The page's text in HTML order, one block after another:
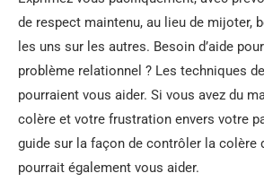
de respect maintenu, au lieu de mijoter,
les uns sur les autres. Besoin d’aide
problème relationnel ? Les techniques
pourraient vous aider. Si vous avez du
colère et votre frustration envers votre
guide sur la façon de contrôler la colère
pourrait également vous aider.